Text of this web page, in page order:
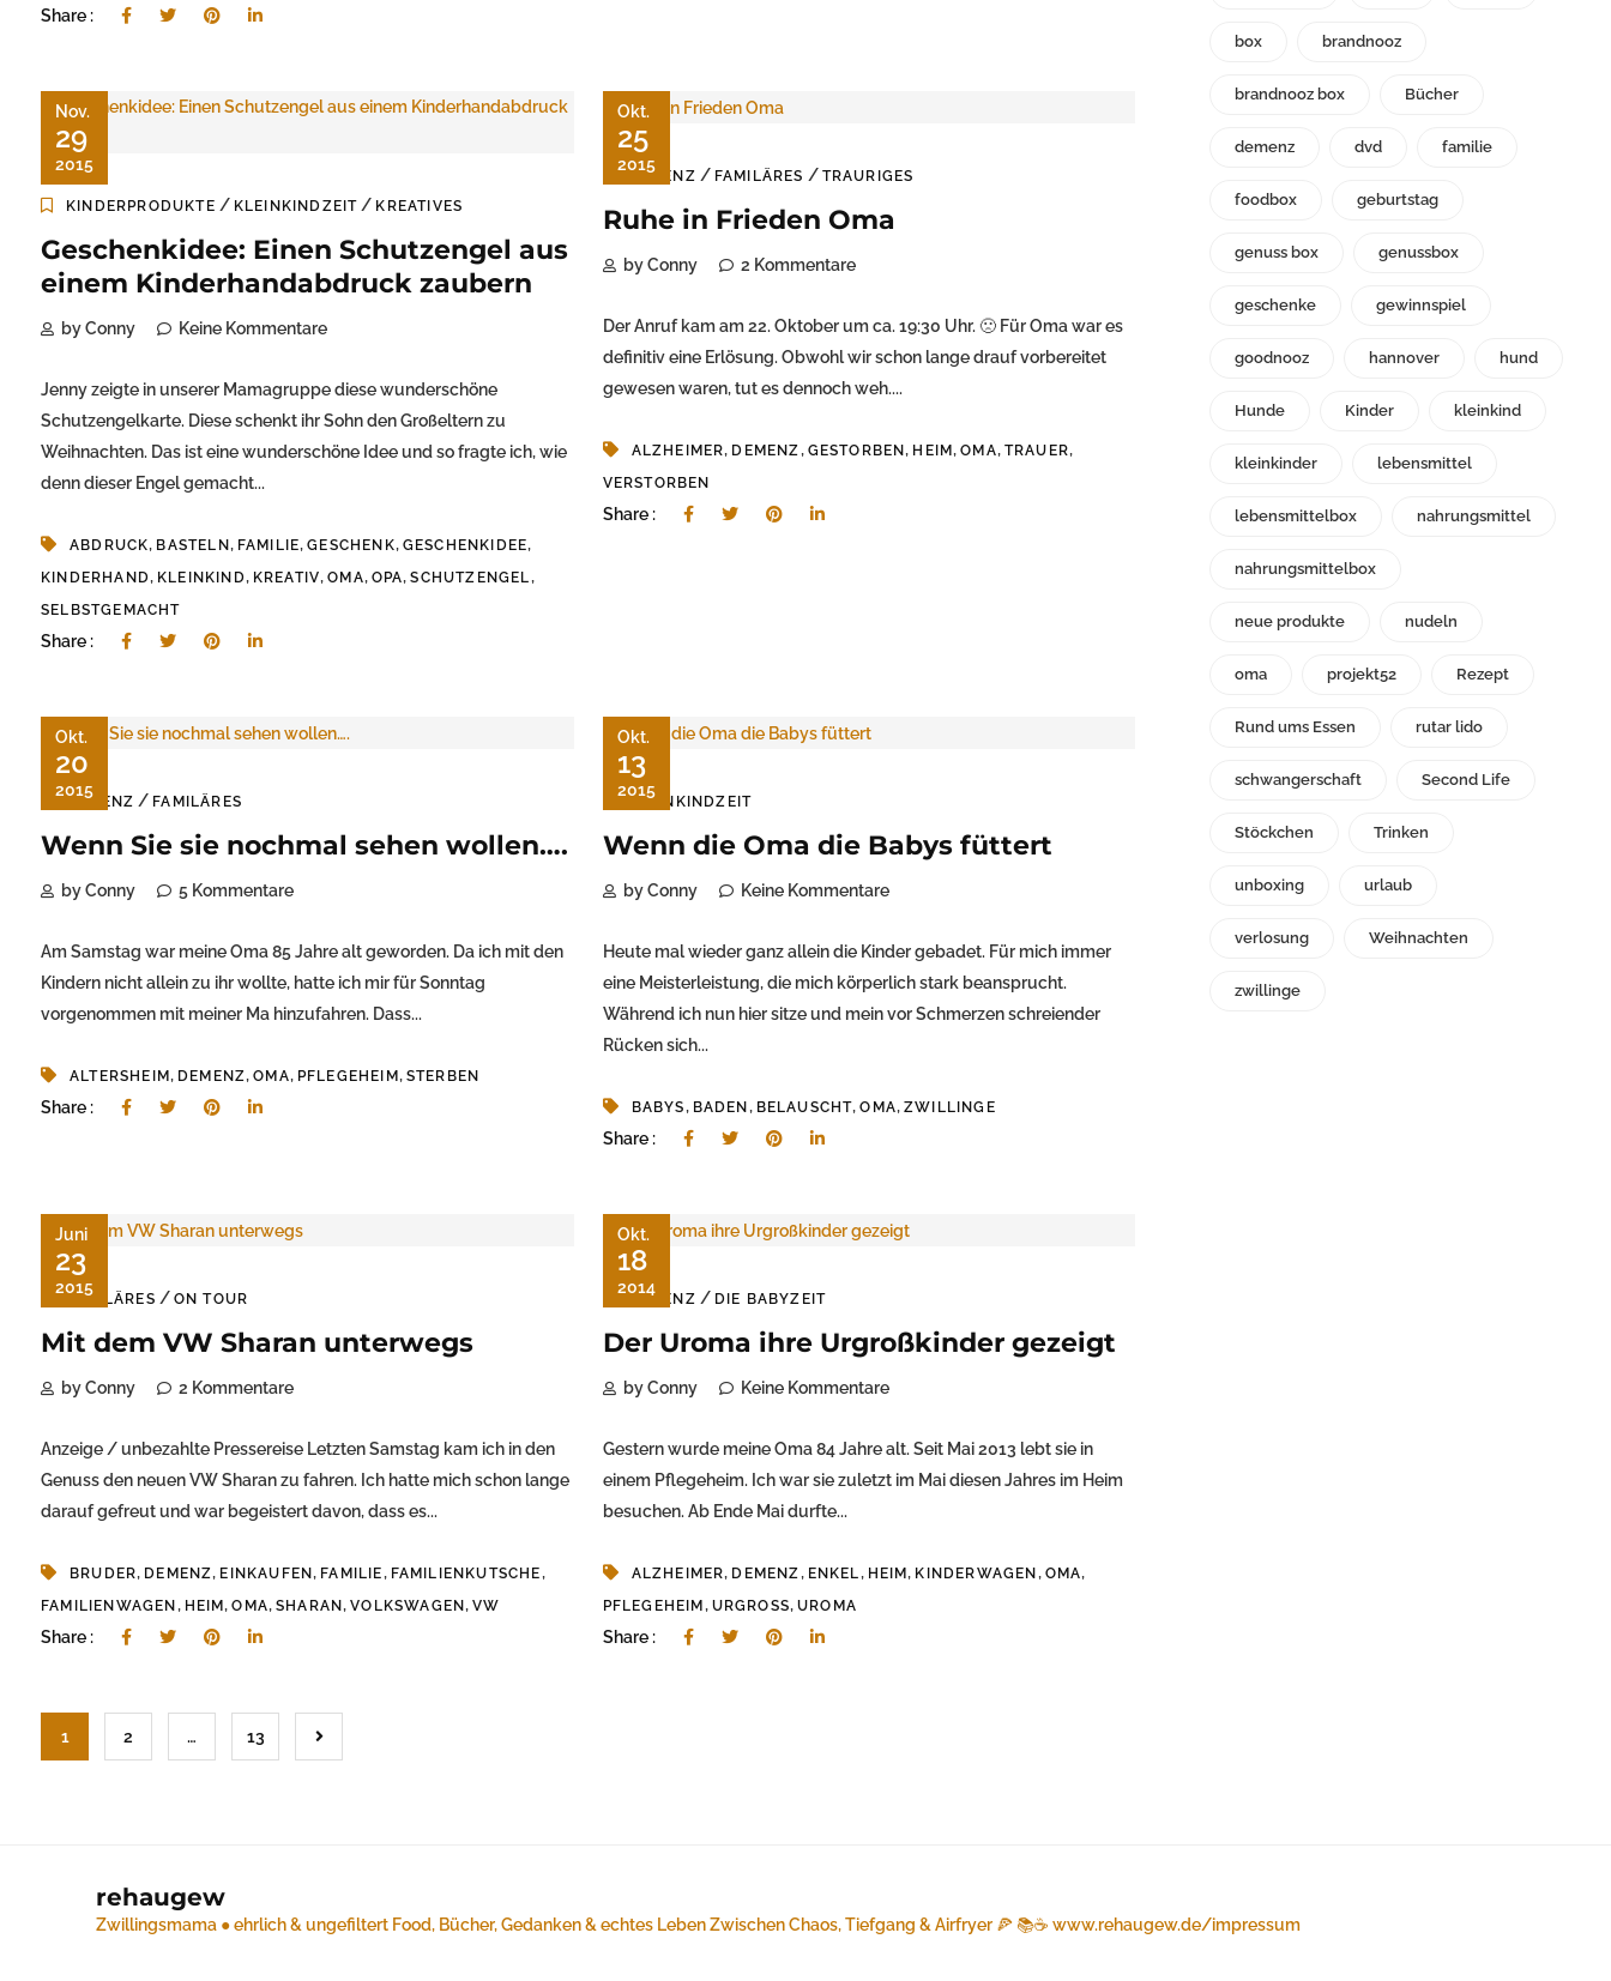
Share :
Nov.
29
2015
KINDERPRODUKTE / KLEINKINDZEIT / KREATIVES
Geschenkidee: Einen Schutzengel aus
einem Kinderhandabdruck zaubern
by Conny Keine Kommentare
Jenny zeigte in unserer Mamagruppe diese wunderschöne
Schutzengelkarte. Diese schenkt ihr Sohn den Großeltern zu
Weihnachten. Das ist eine wunderschöne Idee und so fragte ich, wie
denn dieser Engel gemacht...
ABDRUCK, BASTELN, FAMILIE,GESCHENK, GESCHENKIDEE,
KINDERHAND, KLEINKIND, KREATIV,OMA, OPA,SCHUTZENGEL,
SELBSTGEMACHT
Share :
Okt.
25
2015
DEMENZ / FAMILÄRES / TRAURIGES
Ruhe in Frieden Oma
by Conny 2 Kommentare
Der Anruf kam am 22. Oktober um ca. 19:30 Uhr. 🙁 Für Oma war es
definitiv eine Erlösung. Obwohl wir schon lange drauf vorbereitet
gewesen waren, tut es dennoch weh....
ALZHEIMER, DEMENZ, GESTORBEN, HEIM,OMA, TRAUER,
VERSTORBEN
Share :
Okt.
20
2015
DEMENZ / FAMILÄRES
Wenn Sie sie nochmal sehen wollen….
by Conny 5 Kommentare
Am Samstag war meine Oma 85 Jahre alt geworden. Da ich mit den
Kindern nicht allein zu ihr wollte, hatte ich mir für Sonntag
vorgenommen mit meiner Ma hinzufahren. Dass...
ALTERSHEIM, DEMENZ,OMA, PFLEGEHEIM, STERBEN
Share :
Okt.
13
2015
KLEINKINDZEIT
Wenn die Oma die Babys füttert
by Conny Keine Kommentare
Heute mal wieder ganz allein die Kinder gebadet. Für mich immer
eine Meisterleistung, die mich körperlich stark beansprucht.
Während ich nun hier sitze und mein vor Schmerzen schreiender
Rücken sich...
BABYS, BADEN , BELAUSCHT,OMA, ZWILLINGE
Share :
Juni
23
2015
FAMILÄRES / ON TOUR
Mit dem VW Sharan unterwegs
by Conny 2 Kommentare
Anzeige / unbezahlte Pressereise Letzten Samstag kam ich in den
Genuss den neuen VW Sharan zu fahren. Ich hatte mich schon lange
darauf gefreut und war begeistert davon, dass es...
BRUDER, DEMENZ, EINKAUFEN, FAMILIE, FAMILIENKUTSCHE,
FAMILIENWAGEN , HEIM,OMA,SHARAN,VOLKSWAGEN,VW
Share :
Okt.
18
2014
DEMENZ / DIE BABYZEIT
Der Uroma ihre Urgroßkinder gezeigt
by Conny Keine Kommentare
Gestern wurde meine Oma 84 Jahre alt. Seit Mai 2013 lebt sie in
einem Pflegeheim. Ich war sie zuletzt im Mai diesen Jahres im Heim
besuchen. Ab Ende Mai durfte...
ALZHEIMER, DEMENZ, ENKEL, HEIM, KINDERWAGEN , OMA,
PFLEGEHEIM , URGROSS , UROMA
Share :
1 2 … 13
box brandnooz
brandnooz box Bücher
demenz dvd familie
foodbox geburtstag
genuss box genussbox
geschenke gewinnspiel
goodnooz hannover hund
Hunde Kinder kleinkind
kleinkinder lebensmittel
lebensmittelbox nahrungsmittel
nahrungsmittelbox
neue produkte nudeln
oma projekt52 Rezept
Rund ums Essen rutar lido
schwangerschaft Second Life
Stöckchen Trinken
unboxing urlaub
verlosung Weihnachten
zwillinge
rehaugew
Zwillingsmama ● ehrlich & ungefiltert Food, Bücher, Gedanken & echtes LebenZwischen Chaos, Tiefgang & Airfryer 🍕 📚☕️ www.rehaugew.de/impressum